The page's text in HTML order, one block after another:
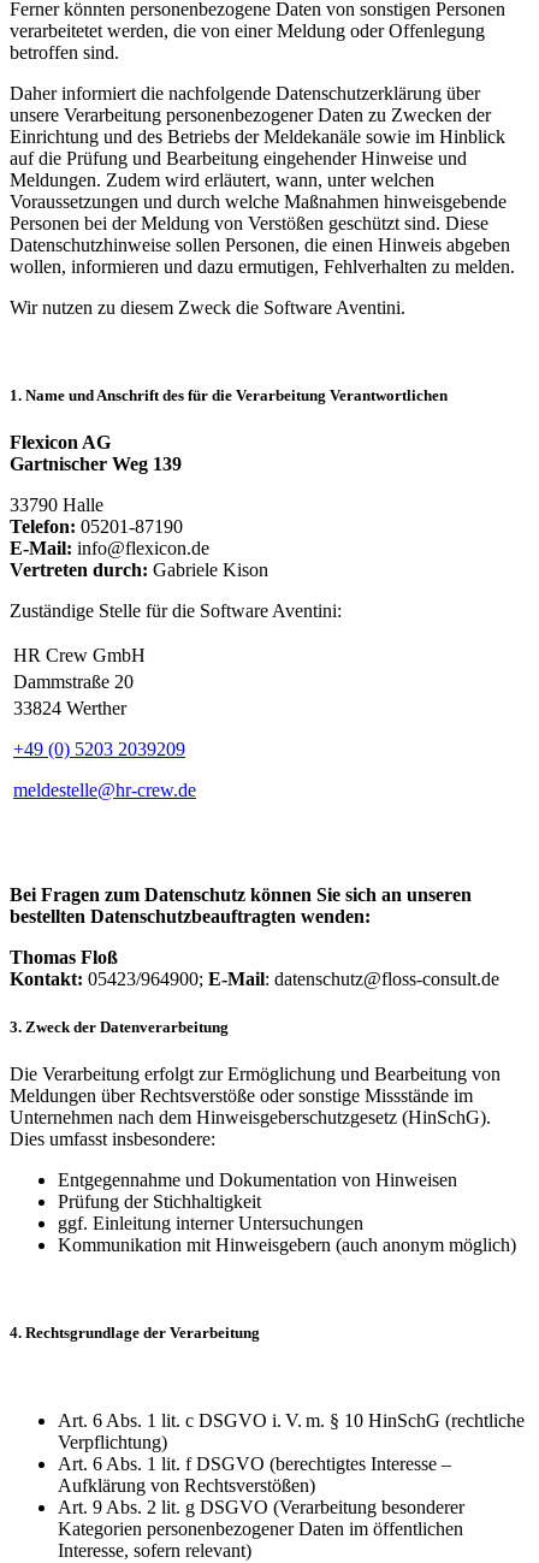
Ferner könnten personenbezogene Daten von sonstigen Personen
verarbeitetet werden, die von einer Meldung oder Offenlegung
betroffen sind.
Daher informiert die nachfolgende Datenschutzerklärung über
unsere Verarbeitung personenbezogener Daten zu Zwecken der
Einrichtung und des Betriebs der Meldekanäle sowie im Hinblick
auf die Prüfung und Bearbeitung eingehender Hinweise und
Meldungen. Zudem wird erläutert, wann, unter welchen
Voraussetzungen und durch welche Maßnahmen hinweisgebende
Personen bei der Meldung von Verstößen geschützt sind. Diese
Datenschutzhinweise sollen Personen, die einen Hinweis abgeben
wollen, informieren und dazu ermutigen, Fehlverhalten zu melden.
Wir nutzen zu diesem Zweck die Software Aventini.
1. Name und Anschrift des für die Verarbeitung Verantwortlichen
Flexicon AG
Gartnischer Weg 139
33790 Halle
Telefon: 05201-87190
E-Mail: info@flexicon.de
Vertreten durch: Gabriele Kison
Zuständige Stelle für die Software Aventini:
HR Crew GmbH
Dammstraße 20
33824 Werther
+49 (0) 5203 2039209
meldestelle@hr-crew.de
Bei Fragen zum Datenschutz können Sie sich an unseren
bestellten Datenschutzbeauftragten wenden:
Thomas Floß
Kontakt: 05423/964900; E-Mail: datenschutz@floss-consult.de
3. Zweck der Datenverarbeitung
Die Verarbeitung erfolgt zur Ermöglichung und Bearbeitung von
Meldungen über Rechtsverstöße oder sonstige Missstände im
Unternehmen nach dem Hinweisgeberschutzgesetz (HinSchG).
Dies umfasst insbesondere:
Entgegennahme und Dokumentation von Hinweisen
Prüfung der Stichhaltigkeit
ggf. Einleitung interner Untersuchungen
Kommunikation mit Hinweisgebern (auch anonym möglich)
4. Rechtsgrundlage der Verarbeitung
Art. 6 Abs. 1 lit. c DSGVO i. V. m. § 10 HinSchG (rechtliche
Verpflichtung)
Art. 6 Abs. 1 lit. f DSGVO (berechtigtes Interesse –
Aufklärung von Rechtsverstößen)
Art. 9 Abs. 2 lit. g DSGVO (Verarbeitung besonderer
Kategorien personenbezogener Daten im öffentlichen
Interesse, sofern relevant)